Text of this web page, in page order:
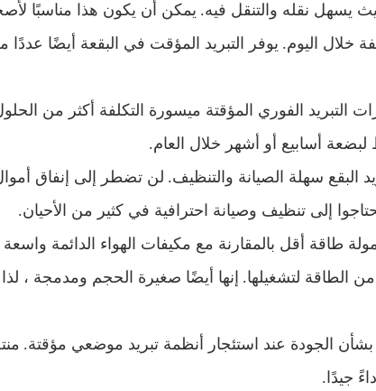
يسهل نقله والتنقل فيه. يمكن أن يكون هذا مناسبًا
خلال اليوم. يوفر التبريد المؤقت في البقعة أيضًا عددًا
أسابيع أو أشهر خلال العام.
لن تضطر إلى إنفاق
إلى تنظيف وصيانة احترافية في كثير من الأحيان.
الطاقة لتشغيلها. إنها أيضًا صغيرة الحجم ومدمجة ،
جيدًا.